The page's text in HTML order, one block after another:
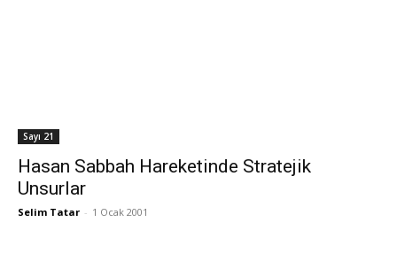
Sayı 21
Hasan Sabbah Hareketinde Stratejik
Unsurlar
Selim Tatar - 1 Ocak 2001